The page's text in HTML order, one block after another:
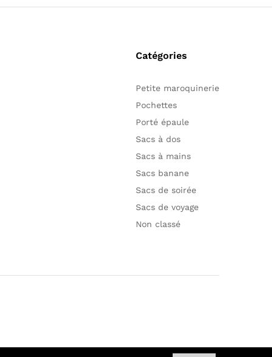
Catégories
Petite maroquinerie
Pochettes
Porté épaule
Sacs à dos
Sacs à mains
Sacs banane
Sacs de soirée
Sacs de voyage
Non classé